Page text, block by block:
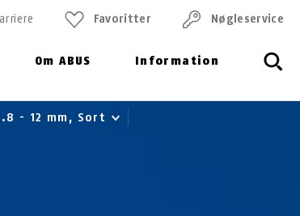
Om ABUS Information
Favoritter Nøgleservice
- 12 mm, Sort